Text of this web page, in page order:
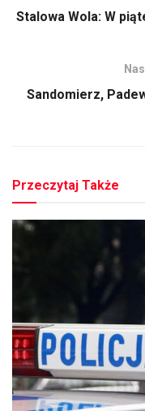
Stalowa Wola: W
Sandomierz,
Przeczytaj Także